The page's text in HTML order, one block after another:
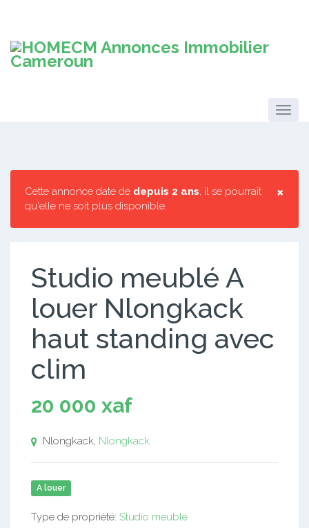
×
Cette annonce date de depuis 2 ans, il se pourrait
qu'elle ne soit plus disponible.
Studio meublé A
louer Nlongkack
haut standing avec
clim
20 000 xaf
Nlongkack, Nlongkack
A louer
Type de propriété: Studio meublé